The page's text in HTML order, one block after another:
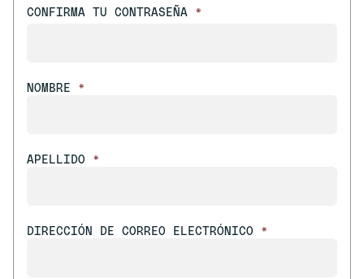
CONFIRMA TU CONTRASEÑA *
NOMBRE *
APELLIDO *
DIRECCIÓN DE CORREO ELECTRÓNICO *